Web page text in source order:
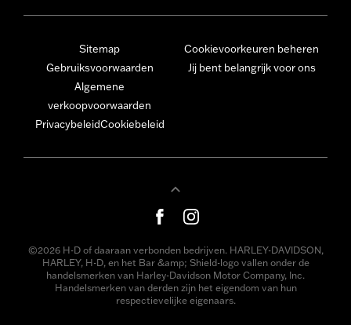
Sitemap
Gebruiksvoorwaarden
Algemene
verkoopvoorwaarden
PrivacybeleidCookiebeleid
Cookievoorkeuren beheren
Jij bent belangrijk voor ons
©2026 H-D of daaraan verbonden bedrijven. HARLEY-DAVIDSON,
HARLEY, H-D, en het Bar &amp; Shield-logo vallen onder de
handelsmerken van Harley-Davidson Motor Company, Inc.
Handelsmerken van derden zijn het eigendom van hun
respectievelijke eigenaars.